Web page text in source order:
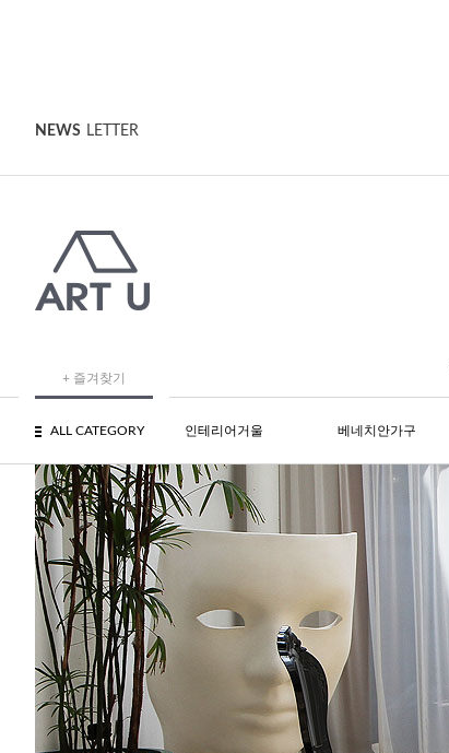
NEWS LETTER
+ 즐겨찾기
ALL CATEGORY 인테리어거울 베네치안가구